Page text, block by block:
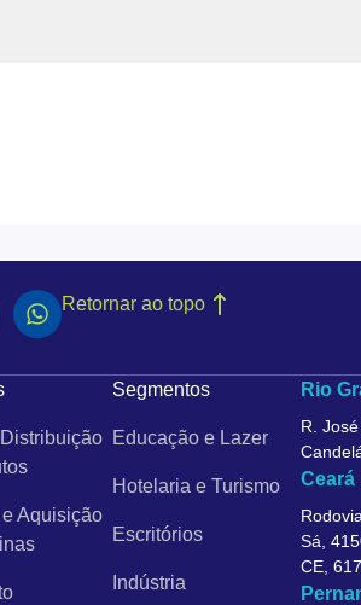
Retornar ao topo
Aquisição
Segmentos
Educação e Lazer
Hotelaria e Turismo
Escritórios
Indústria
Rio
R.
Ceará
Sá,
CE,